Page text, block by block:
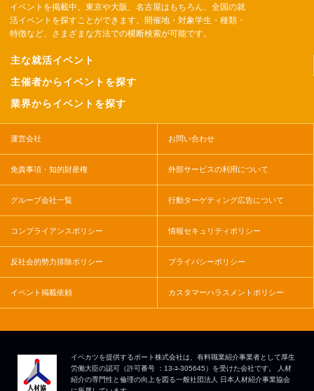
イベントを掲載中。東京や大阪、名古屋はもちろん、全国の就
活イベントを探すことができます。開催地・対象学生・種類・
特徴など、さまざまな方法での横断検索が可能です。
主な就活イベント
主催者からイベントを探す
業界からイベントを探す
運営会社 お問い合わせ
免責事項・知的財産権 外部サービスの利用について
グループ会社一覧 行動ターゲティング広告について
コンプライアンスポリシー 情報セキュリティポリシー
反社会的勢力排除ポリシー プライバシーポリシー
イベント掲載依頼 カスタマーハラスメントポリシー